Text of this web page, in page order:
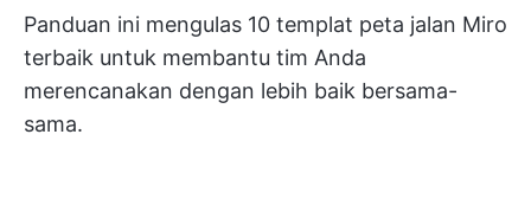
Panduan ini mengulas 10 templat peta jalan Miro
terbaik untuk membantu tim Anda
merencanakan dengan lebih baik bersama-
sama.